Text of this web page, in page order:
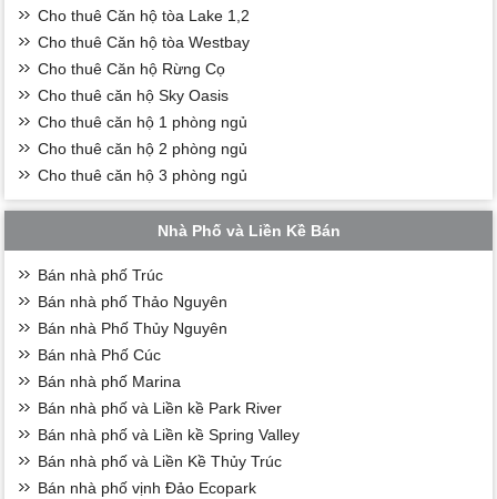
Cho thuê Căn hộ tòa Lake 1,2
Cho thuê Căn hộ tòa Westbay
Cho thuê Căn hộ Rừng Cọ
Cho thuê căn hộ Sky Oasis
Cho thuê căn hộ 1 phòng ngủ
Cho thuê căn hộ 2 phòng ngủ
Cho thuê căn hộ 3 phòng ngủ
Nhà Phố và Liền Kề Bán
Bán nhà phố Trúc
Bán nhà phố Thảo Nguyên
Bán nhà Phố Thủy Nguyên
Bán nhà Phố Cúc
Bán nhà phố Marina
Bán nhà phố và Liền kề Park River
Bán nhà phố và Liền kề Spring Valley
Bán nhà phố và Liền Kề Thủy Trúc
Bán nhà phố vịnh Đảo Ecopark